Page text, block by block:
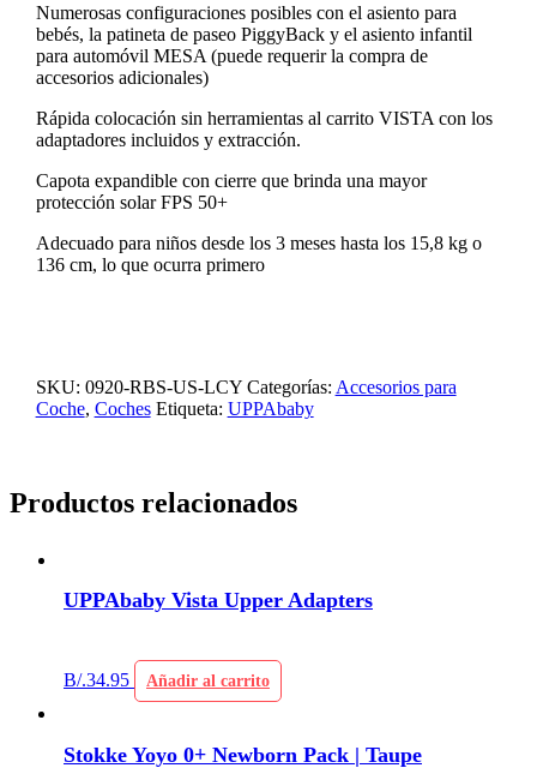
Numerosas configuraciones posibles con el asiento para
bebés, la patineta de paseo PiggyBack y el asiento infantil
para automóvil MESA (puede requerir la compra de
accesorios adicionales)
Rápida colocación sin herramientas al carrito VISTA con los
adaptadores incluidos y extracción.
Capota expandible con cierre que brinda una mayor
protección solar FPS 50+
Adecuado para niños desde los 3 meses hasta los 15,8 kg o
136 cm, lo que ocurra primero
SKU: 0920-RBS-US-LCY Categorías: Accesorios para
Coche, Coches Etiqueta: UPPAbaby
Productos relacionados
UPPAbaby Vista Upper Adapters
B/.34.95 Añadir al carrito
Stokke Yoyo 0+ Newborn Pack | Taupe